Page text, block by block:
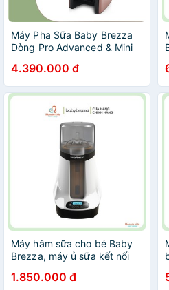
Máy Pha Sữa Baby Brezza
Dòng Pro Advanced & Mini
Hãng - Bảo Hành Toàn Quốc
1 năm.
4.390.000 đ
Máy hâm sữa cho bé Baby
Brezza, máy ủ sữa kết nối
Monnie Kids
1.850.000 đ